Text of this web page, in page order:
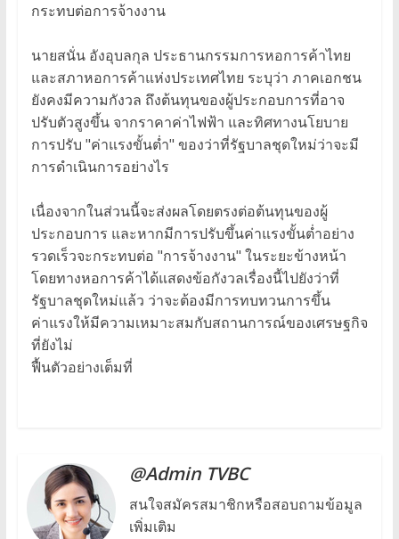
กระทบต่อการจ้างงาน
นายสนั่น อังอุบลกุล ประธานกรรมการหอการค้าไทย
และสภาหอการค้าแห่งประเทศไทย ระบุว่า ภาคเอกชน
ยังคงมีความกังวล ถึงต้นทุนของผู้ประกอบการที่อาจ
ปรับตัวสูงขึ้น จากราคาค่าไฟฟ้า และทิศทางนโยบาย
การปรับ "ค่าแรงขั้นต่ำ" ของว่าที่รัฐบาลชุดใหม่ว่าจะมี
การดำเนินการอย่างไร
เนื่องจากในส่วนนี้จะส่งผลโดยตรงต่อต้นทุนของผู้
ประกอบการ และหากมีการปรับขึ้นค่าแรงขั้นต่ำอย่าง
รวดเร็วจะกระทบต่อ "การจ้างงาน" ในระยะข้างหน้า
โดยทางหอการค้าได้แสดงข้อกังวลเรื่องนี้ไปยังว่าที่
รัฐบาลชุดใหม่แล้ว ว่าจะต้องมีการทบทวนการขึ้น
ค่าแรงให้มีความเหมาะสมกับสถานการณ์ของเศรษฐกิจ
ที่ยังไม่
ฟื้นตัวอย่างเต็มที่
@Admin TVBC
สนใจสมัครสมาชิกหรือสอบถามข้อมูล
เพิ่มเติม